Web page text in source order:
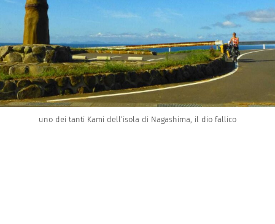
uno dei tanti Kami dell’isola di Nagashima, il dio fallico